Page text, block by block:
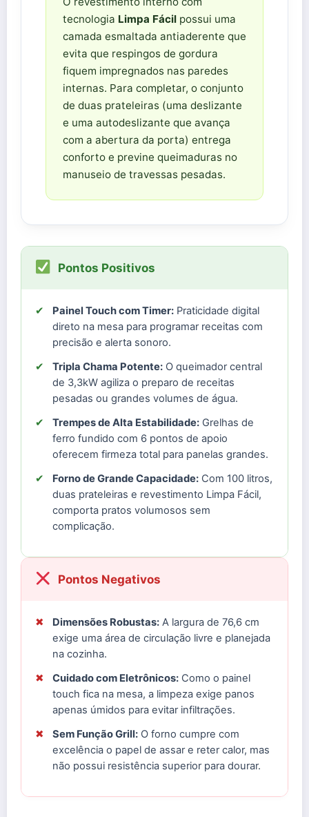
tecnologia Limpa Fácil possui uma
camada esmaltada antiaderente que
evita que respingos de gordura
fiquem impregnados nas paredes
internas. Para completar, o conjunto
de duas prateleiras (uma deslizante
e uma autodeslizante que avança
com a abertura da porta) entrega
conforto e previne queimaduras no
manuseio de travessas pesadas.
Pontos Positivos
✔ Painel Touch com Timer: Praticidade digital
direto na mesa para programar receitas com
precisão e alerta sonoro.
✔
Tripla Chama Potente: O queimador central
de 3,3kW agiliza o preparo de receitas
pesadas ou grandes volumes de água.
✔
Trempes de Alta Estabilidade: Grelhas de
ferro fundido com 6 pontos de apoio
oferecem firmeza total para panelas grandes.
✔
Forno de Grande Capacidade: Com 100 litros,
duas prateleiras e revestimento Limpa Fácil,
comporta pratos volumosos sem
complicação.
Pontos Negativos
✖ Dimensões Robustas: A largura de 76,6 cm
exige uma área de circulação livre e planejada
na cozinha.
✖
Cuidado com Eletrônicos: Como o painel
touch fica na mesa, a limpeza exige panos
apenas úmidos para evitar infiltrações.
✖
Sem Função Grill: O forno cumpre com
excelência o papel de assar e reter calor, mas
não possui resistência superior para dourar.